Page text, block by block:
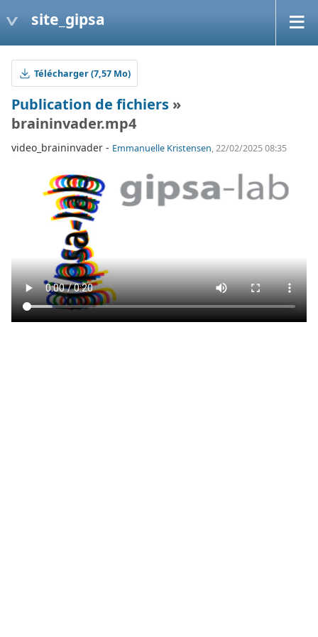
site_gipsa
Télécharger (7,57 Mo)
Publication de fichiers »
braininvader.mp4
video_braininvader - Emmanuelle Kristensen, 22/02/2025 08:35